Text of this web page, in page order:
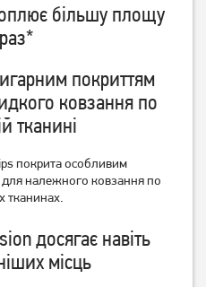
більшу площу
покриттям
ковзання по
тканині
покрита особливим
належного ковзання по
тканинах.
досягає навіть
місць